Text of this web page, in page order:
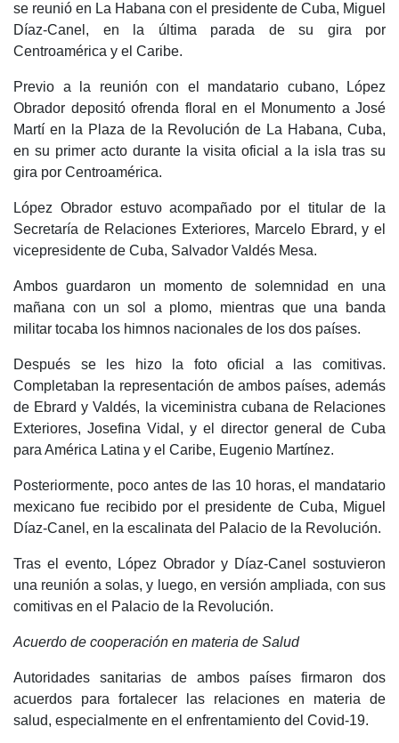
se reunió en La Habana con el presidente de Cuba, Miguel
Díaz-Canel, en la última parada de su gira por
Centroamérica y el Caribe.
Previo a la reunión con el mandatario cubano, López
Obrador depositó ofrenda floral en el Monumento a José
Martí en la Plaza de la Revolución de La Habana, Cuba,
en su primer acto durante la visita oficial a la isla tras su
gira por Centroamérica.
López Obrador estuvo acompañado por el titular de la
Secretaría de Relaciones Exteriores, Marcelo Ebrard, y el
vicepresidente de Cuba, Salvador Valdés Mesa.
Ambos guardaron un momento de solemnidad en una
mañana con un sol a plomo, mientras que una banda
militar tocaba los himnos nacionales de los dos países.
Después se les hizo la foto oficial a las comitivas.
Completaban la representación de ambos países, además
de Ebrard y Valdés, la viceministra cubana de Relaciones
Exteriores, Josefina Vidal, y el director general de Cuba
para América Latina y el Caribe, Eugenio Martínez.
Posteriormente, poco antes de las 10 horas, el mandatario
mexicano fue recibido por el presidente de Cuba, Miguel
Díaz-Canel, en la escalinata del Palacio de la Revolución.
Tras el evento, López Obrador y Díaz-Canel sostuvieron
una reunión a solas, y luego, en versión ampliada, con sus
comitivas en el Palacio de la Revolución.
Acuerdo de cooperación en materia de Salud
Autoridades sanitarias de ambos países firmaron dos
acuerdos para fortalecer las relaciones en materia de
salud, especialmente en el enfrentamiento del Covid-19.